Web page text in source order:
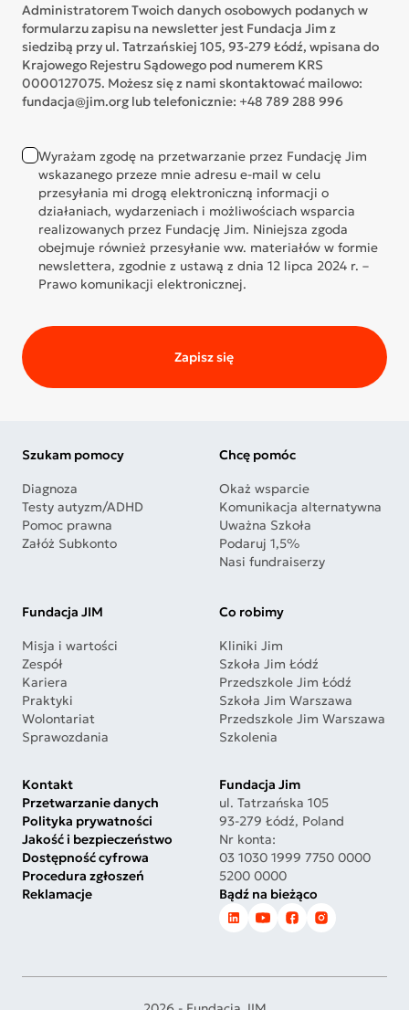
Administratorem Twoich danych osobowych podanych w
formularzu zapisu na newsletter jest Fundacja Jim z
siedzibą przy ul. Tatrzańskiej 105, 93-279 Łódź, wpisana do
Krajowego Rejestru Sądowego pod numerem KRS
0000127075. Możesz się z nami skontaktować mailowo:
fundacja@jim.org lub telefonicznie: +48 789 288 996
Wyrażam zgodę na przetwarzanie przez Fundację Jim
wskazanego przeze mnie adresu e-mail w celu
przesyłania mi drogą elektroniczną informacji o
działaniach, wydarzeniach i możliwościach wsparcia
realizowanych przez Fundację Jim. Niniejsza zgoda
obejmuje również przesyłanie ww. materiałów w formie
newslettera, zgodnie z ustawą z dnia 12 lipca 2024 r. –
Prawo komunikacji elektronicznej.
Zapisz się
Szukam pomocy
Diagnoza
Testy autyzm/ADHD
Pomoc prawna
Załóż Subkonto
Chcę pomóc
Okaż wsparcie
Komunikacja alternatywna
Uważna Szkoła
Podaruj 1,5%
Nasi fundraiserzy
Fundacja JIM
Misja i wartości
Zespół
Kariera
Praktyki
Wolontariat
Sprawozdania
Co robimy
Kliniki Jim
Szkoła Jim Łódź
Przedszkole Jim Łódź
Szkoła Jim Warszawa
Przedszkole Jim Warszawa
Szkolenia
Kontakt
Przetwarzanie danych
Polityka prywatności
Jakość i bezpieczeństwo
Dostępność cyfrowa
Procedura zgłoszeń
Reklamacje
Fundacja Jim
ul. Tatrzańska 105
93-279 Łódź, Poland
Nr konta:
03 1030 1999 7750 0000
5200 0000
Bądź na bieżąco